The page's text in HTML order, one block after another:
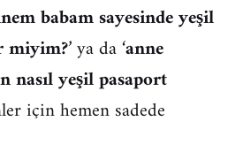
babam sayesinde yeşil
miyim?’ ya da ‘anne
nasıl yeşil pasaport
için hemen sadede